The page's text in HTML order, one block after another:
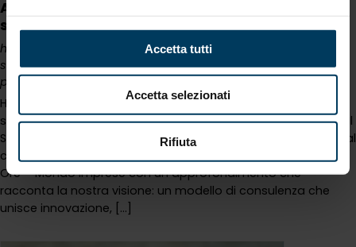
Accetta tutti
Accetta selezionati
Rifiuta
Atlante Group su Il Sole 24 Ore: la consulenza
sostenibile che mette le persone al centro
https://www.atlanteconsulting.it/it-ww/atlante-group-su-il-
sole-24-ore-la-consulenza-sostenibile-che-mette-le-
persone-al-centro.aspx
Highlights > Atlante Group su Il Sole 24 Ore: la consulenza
sostenibile che mette le persone al centro Atlante Group su Il
Sole 24 Ore: la consulenza sostenibile che mette le persone al
centro 12/12/2025 Atlante Group è protagonista su Il Sole 24
Ore – Mondo Imprese con un approfondimento che
racconta la nostra visione: un modello di consulenza che
unisce innovazione, [...]